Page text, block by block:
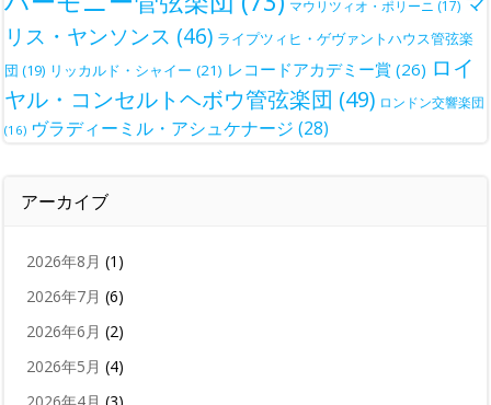
マウリツィオ・ポリーニ (17)
リス・ヤンソンス (46) ライプツィヒ・ゲヴァントハウス管弦楽
団 (19) リッカルド・シャイー (21) レコードアカデミー賞 (26) ロイ
ヤル・コンセルトヘボウ管弦楽団 (49) ロンドン交響楽団
(16) ヴラディーミル・アシュケナージ (28)
アーカイブ
2026年8月 (1)
2026年7月 (6)
2026年6月 (2)
2026年5月 (4)